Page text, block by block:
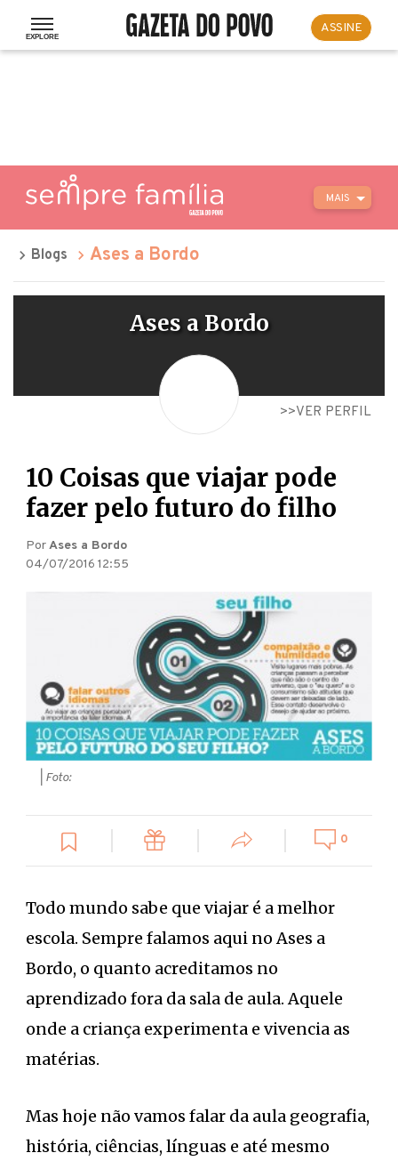
ASSINE
MAIS
Blogs Ases a Bordo
Ases a Bordo
VER PERFIL
10 Coisas que viajar pode
fazer pelo futuro do filho
PorAses a Bordo
04/07/2016 12:55
| Foto:
0
Todo mundo sabe que viajar é a melhor
escola. Sempre falamos aqui no Ases a
Bordo, o quanto acreditamos no
aprendizado fora da sala de aula. Aquele
onde a criança experimenta e vivencia as
matérias.
Mas hoje não vamos falar da aula geografia,
história, ciências, línguas e até mesmo